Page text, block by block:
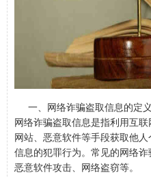
一、网络诈骗盗取信息的定
网络诈骗盗取信息是指利用互
网站、恶意软件等手段获取他
信息的犯罪行为。常见的网络诈
恶意软件攻击、网络盗窃等。